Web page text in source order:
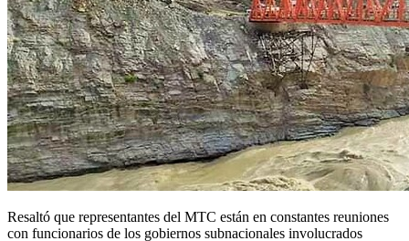
Resaltó que representantes del MTC están en constantes reuniones
con funcionarios de los gobiernos subnacionales involucrados